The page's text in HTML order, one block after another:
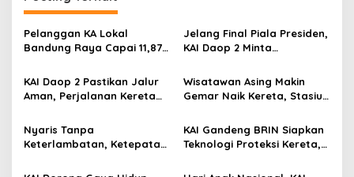
Pelanggan KA Lokal
Bandung Raya Capai 11,87
Pengembangan
Infrastruktur Berbasis
Kebutuhan
Jelang Final Piala Presiden,
KAI Daop 2 Minta
Kemacetan Menuju Stasiun
KAI Daop 2 Pastikan Jalur
Aman, Perjalanan Kereta
Gempa Pangandaran
Wisatawan Asing Makin
Gemar Naik Kereta, Stasiun
Utama di Jawa Barat
Nyaris Tanpa
Keterlambatan, Ketepatan
Tembus 99,85 Persen
KAI Gandeng BRIN Siapkan
Teknologi Proteksi Kereta,
hingga 2027